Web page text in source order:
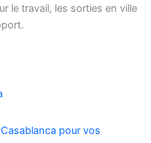
le travail, les sorties en ville